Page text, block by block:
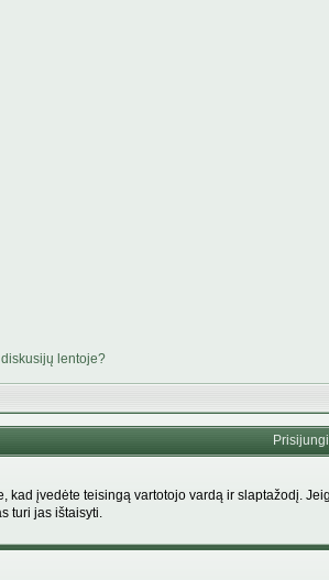
lentoje?
kad įvedėte teisingą vartotojo vardą ir slaptažodį.
turi jas ištaisyti.